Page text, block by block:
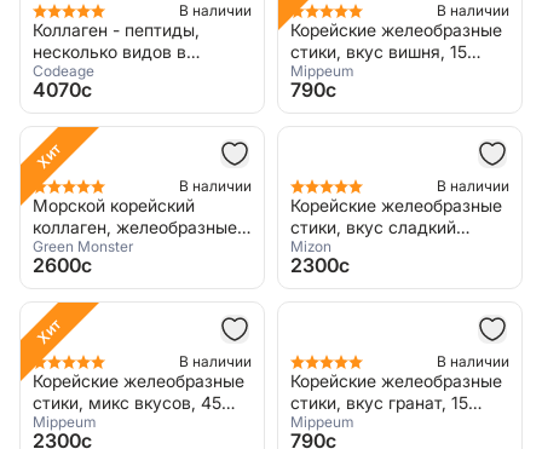
В наличии
Коллаген - пептиды,
несколько видов в
порошке, 567 г, Codeage,
Multi Collagen Peptides 5
types
Codeage
4070c
В наличии
Корейские желеобразные
стики, вкус вишня, 15
стиков
Mippeum
790c
Хит
В наличии
Морской корейский
коллаген, желеобразные
стики, вкус гранат, 15
стиков
Green Monster
2600c
В наличии
Корейские желеобразные
стики, вкус сладкий
виноград, 14 стиков
Mizon
2300c
Хит
В наличии
Корейские желеобразные
стики, микс вкусов, 45
стиков
Mippeum
2300c
В наличии
Корейские желеобразные
стики, вкус гранат, 15
стиков
Mippeum
790c